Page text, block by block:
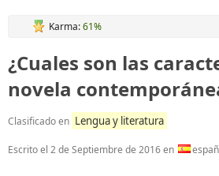
Karma:61%
¿Cuales son las
novela
Clasificado en Lengua y literatura
Escrito el 2 de Septiembre de 2016en